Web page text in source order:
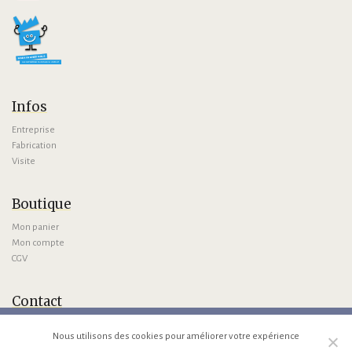
Infos
Entreprise
Fabrication
Visite
Boutique
Mon panier
Mon compte
CGV
Contact
Venir avec GMapsNous utilisons des cookies pour améliorer votre expérience